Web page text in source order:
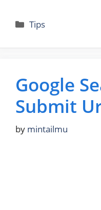
Categories
Tips
Google
Submit
by mintailmu